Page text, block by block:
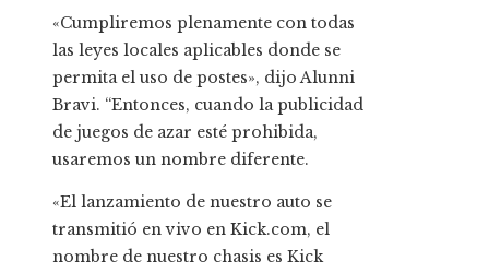
«Cumpliremos plenamente con todas
las leyes locales aplicables donde se
permita el uso de postes», dijo Alunni
Bravi. “Entonces, cuando la publicidad
de juegos de azar esté prohibida,
usaremos un nombre diferente.
«El lanzamiento de nuestro auto se
transmitió en vivo en Kick.com, el
nombre de nuestro chasis es Kick